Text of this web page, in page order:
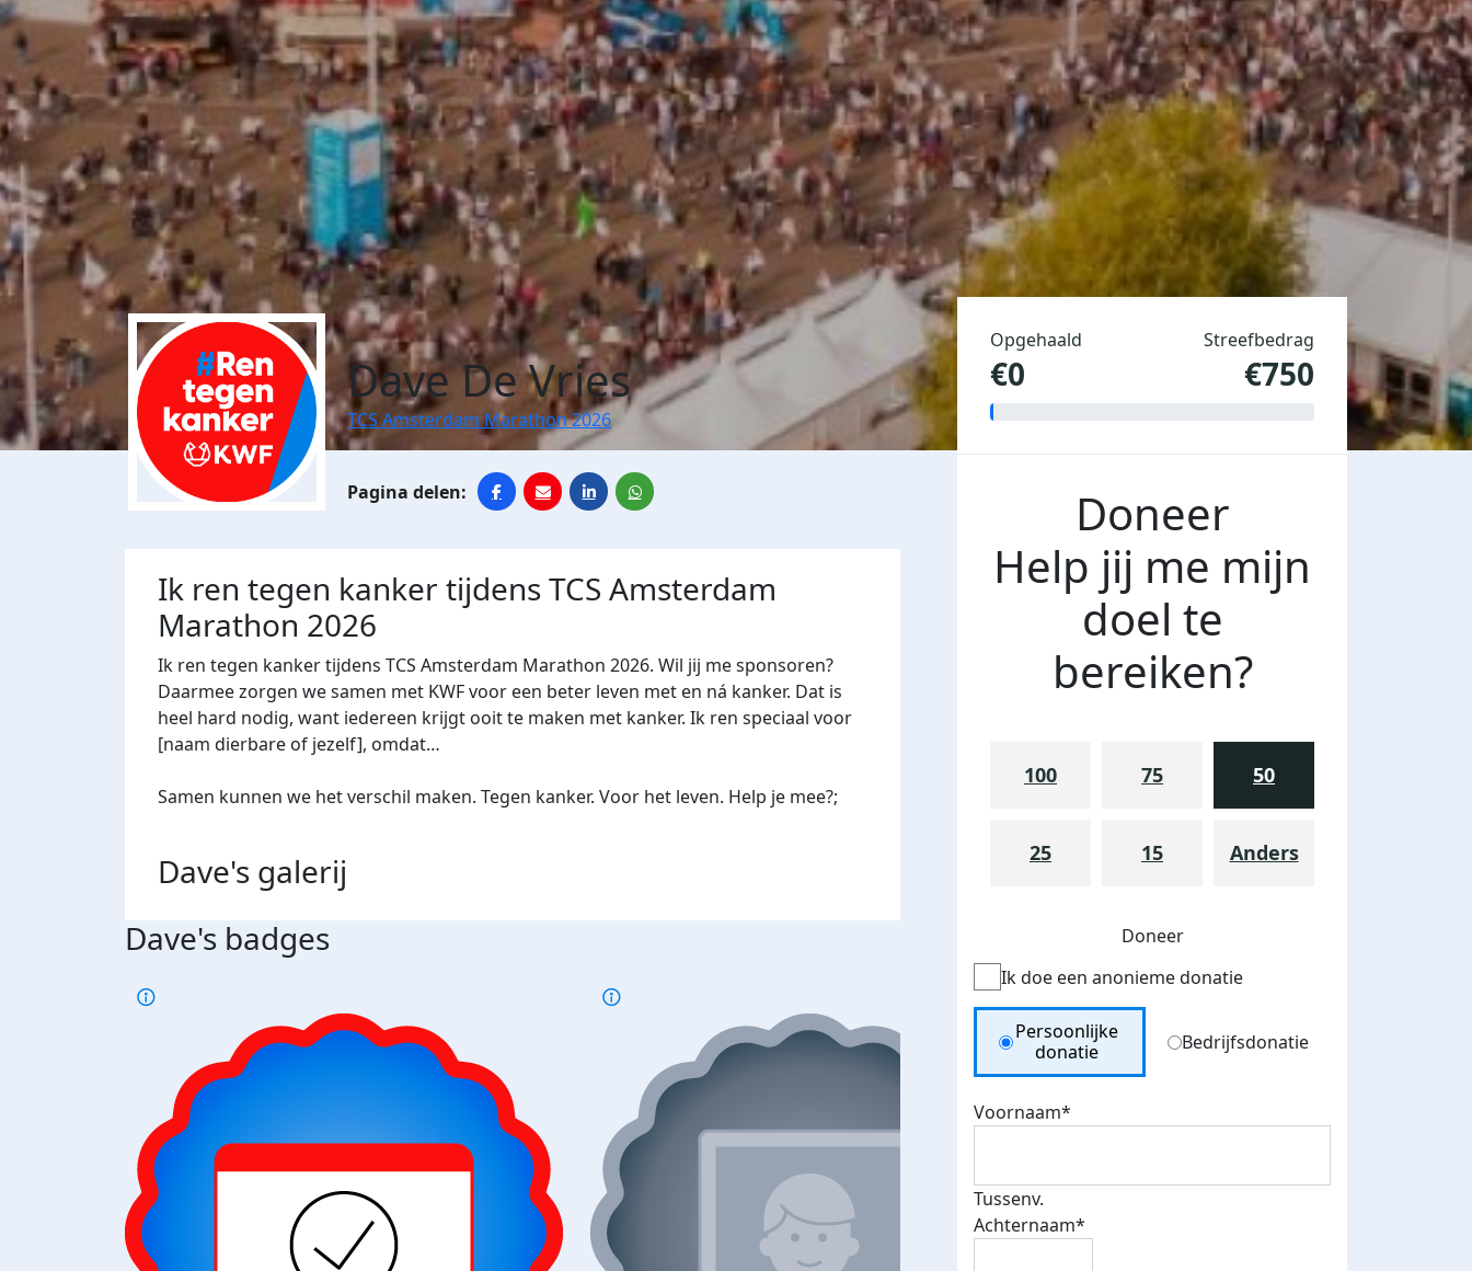
Dave De Vries
TCS Amsterdam Marathon 2026
Ik ren tegen kanker tijdens TCS Amsterdam
Marathon 2026
Ik ren tegen kanker tijdens TCS Amsterdam Marathon 2026. Wil jij me sponsoren?
Daarmee zorgen we samen met KWF voor een beter leven met en ná kanker. Dat is
heel hard nodig, want iedereen krijgt ooit te maken met kanker. Ik ren speciaal voor
[naam dierbare of jezelf], omdat…
Samen kunnen we het verschil maken. Tegen kanker. Voor het leven. Help je mee?;
Dave's galerij
Dave's badges
Opgehaald
€0
Streefbedrag
€750
Doneer
Help jij me mijn
doel te
bereiken?
100 75 50
25 15 Anders
Doneer
Ik doe een anonieme donatie
Donation Type
Persoonlijke
donatie
Bedrijfsdonatie
Voornaam*
Tussenv.
Achternaam*